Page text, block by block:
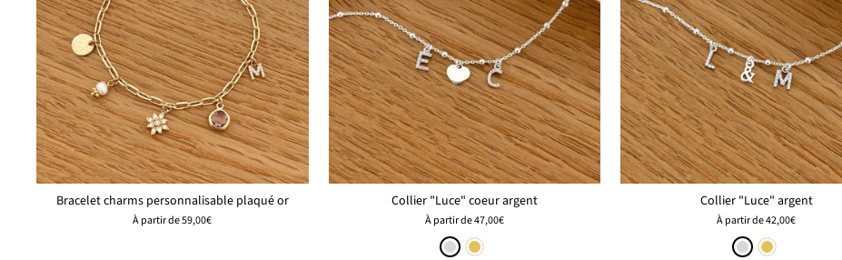
Bracelet charms personnalisable plaqué or
À partir de59,00€
Collier "Luce" coeur argent
À partir de47,00€
Collier "Luce" argent
À partir de42,00€